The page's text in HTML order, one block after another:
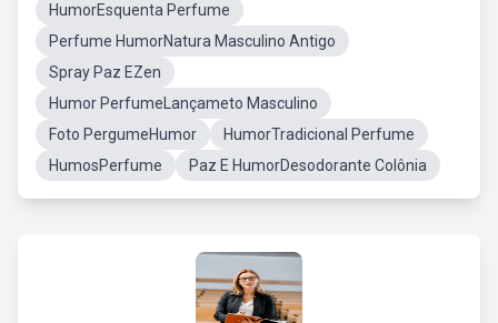
HumorEsquenta Perfume
Perfume HumorNatura Masculino Antigo
Spray Paz EZen
Humor PerfumeLançameto Masculino
Foto PergumeHumor
HumorTradicional Perfume
HumosPerfume
Paz E HumorDesodorante Colônia